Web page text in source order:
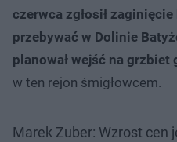
czerwca zgłosił
przebywać w Dolinie
planował wejść na grzbiet
w ten rejon śmigłowcem.
Marek Zuber: Wzrost cen